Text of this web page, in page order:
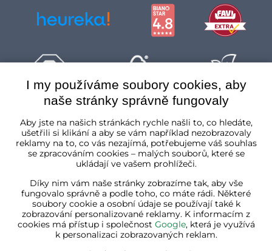
I my používáme soubory cookies, aby
naše stránky správně fungovaly
Aby jste na našich stránkách rychle našli to, co hledáte,
ušetřili si klikání a aby se vám například nezobrazovaly
reklamy na to, co vás nezajímá, potřebujeme váš souhlas
se zpracováním cookies – malých souborů, které se
ukládají ve vašem prohlížeči.
Díky nim vám naše stránky zobrazíme tak, aby vše
fungovalo správně a podle toho, co máte rádi. Některé
soubory cookie a osobní údaje se používají také k
zobrazování personalizované reklamy. K informacím z
cookies má přístup i společnost Google, která je využívá
k personalizaci zobrazovaných reklam.